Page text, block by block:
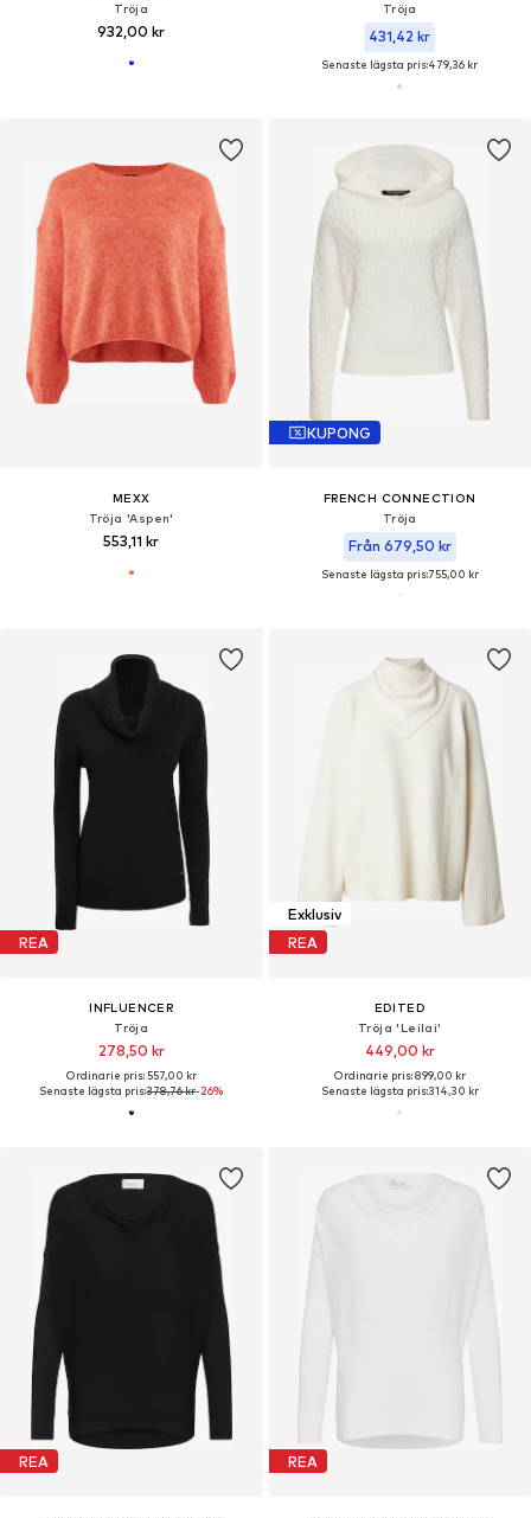
Tröja
932,00 kr
Tröja
431,42 kr
Senaste lägsta pris:479,36 kr
MEXX
Tröja 'Aspen'
553,11 kr
KUPONG
FRENCH CONNECTION
Tröja
Från 679,50 kr
Senaste lägsta pris:755,00 kr
REA
INFLUENCER
Tröja
278,50 kr
Ordinarie pris: 557,00 kr
Senaste lägsta pris:378,76 kr-26%
Exklusiv
REA
EDITED
Tröja 'Leilai'
449,00 kr
Ordinarie pris: 899,00 kr
Senaste lägsta pris:314,30 kr
REA REA